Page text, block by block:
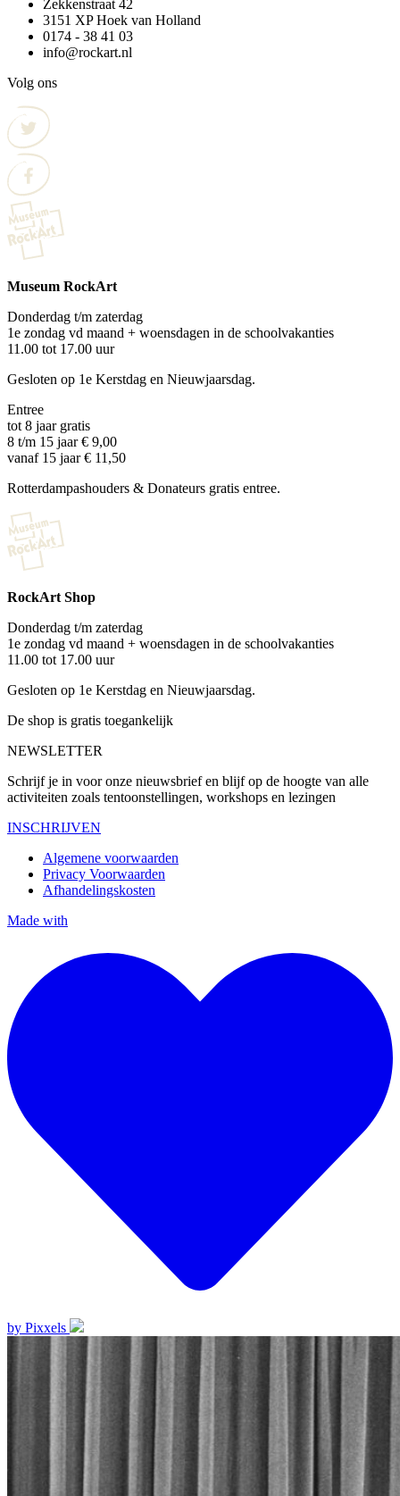
Zekkenstraat 42
3151 XP Hoek van Holland
0174 - 38 41 03
info@rockart.nl
Volg ons
Museum RockArt
Donderdag t/m zaterdag
1e zondag vd maand + woensdagen in de schoolvakanties
11.00 tot 17.00 uur
Gesloten op 1e Kerstdag en Nieuwjaarsdag.
Entree
tot 8 jaar gratis
8 t/m 15 jaar € 9,00
vanaf 15 jaar € 11,50
Rotterdampashouders & Donateurs gratis entree.
RockArt Shop
Donderdag t/m zaterdag
1e zondag vd maand + woensdagen in de schoolvakanties
11.00 tot 17.00 uur
Gesloten op 1e Kerstdag en Nieuwjaarsdag.
De shop is gratis toegankelijk
NEWSLETTER
Schrijf je in voor onze nieuwsbrief en blijf op de hoogte van alle
activiteiten zoals tentoonstellingen, workshops en lezingen
INSCHRIJVEN
Algemene voorwaarden
Privacy Voorwaarden
Afhandelingskosten
Made with
by Pixxels